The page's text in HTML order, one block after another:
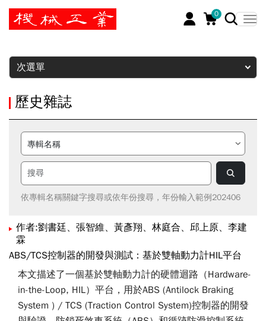
0
暫停
次選單
歷史雜誌
依專輯名稱關鍵字搜尋或依年份搜尋，年份輸入範例202406
作者:劉書廷、張智維、黃彥翔、林庭合、邱上原、李建
霖
ABS/TCS控制器的開發與測試：基於雙軸動力計HIL平台
本文描述了一個基於雙軸動力計的硬體迴路（Hardware-
in-the-Loop, HIL）平台，用於ABS (Antilock Braking
System ) / TCS (Traction Control System)控制器的開發